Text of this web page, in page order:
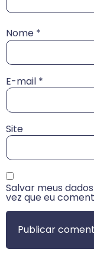
Nome *
E-mail *
Site
Salvar meus
vez que eu